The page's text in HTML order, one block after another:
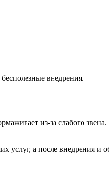
внедрения.
из-за слабого звена.
а после внедрения и